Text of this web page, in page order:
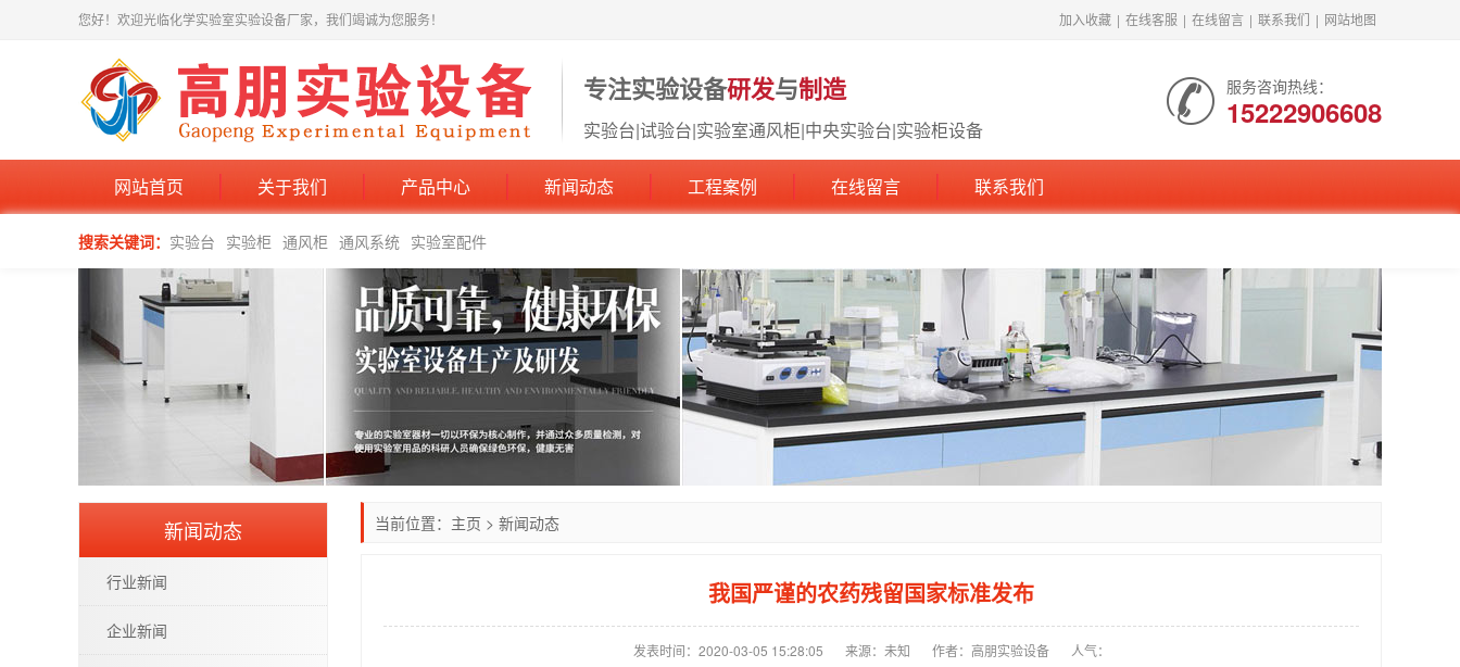
您好！欢迎光临化学实验室实验设备厂家，我们竭诚为您服务！ 加入收藏 | 在线客服 | 在线留言 | 联系我们 | 网站地图
专注实验设备研发与制造
实验台|试验台|实验室通风柜|中央实验台|实验柜设备
服务咨询热线：
15222906608
网站首页 关于我们 产品中心 新闻动态 工程案例 在线留言 联系我们
搜索关键词： 实验台 实验柜 通风柜 通风系统 实验室配件
当前位置： 主页 > 新闻动态
我国严谨的农药残留国家标准发布
发表时间：2020-03-05 15:28:05 来源：未知 作者：高朋实验设备 人气：
新闻动态
行业新闻
企业新闻